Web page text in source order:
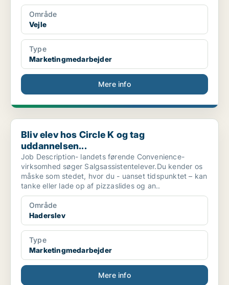
Område
Vejle
Type
Marketingmedarbejder
Mere info
Bliv elev hos Circle K og tag uddannelsen...
Bliv elev hos Circle K og tag
uddannelsen...
Job Description- landets førende Convenience-
virksomhed søger Salgsassistentelever.Du kender os
måske som stedet, hvor du - uanset tidspunktet – kan
tanke eller lade op af pizzaslides og an..
Område
Haderslev
Type
Marketingmedarbejder
Mere info